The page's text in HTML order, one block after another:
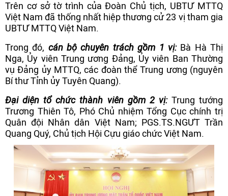
Trên cơ sở tờ trình của Đoàn Chủ tịch, UBTƯ MTTQ
Việt Nam đã thống nhất hiệp thương cử 23 vị tham gia
UBTƯ MTTQ Việt Nam.
Trong đó, cán bộ chuyên trách gồm 1 vị:Bà Hà Thị
Nga, Ủy viên Trung ương Đảng, Ủy viên Ban Thường
vụ Đảng ủy MTTQ, các đoàn thể Trung ương (nguyên
Bí thư Tỉnh ủy Tuyên Quang).
Đại diện tổ chức thành viên gồm 2 vị: Trung tướng
Trương Thiên Tô, Phó Chủ nhiệm Tổng Cục chính trị
Quân đội Nhân dân Việt Nam; PGS.TS.NGƯT Trần
Quang Quý, Chủ tịch Hội Cựu giáo chức Việt Nam.